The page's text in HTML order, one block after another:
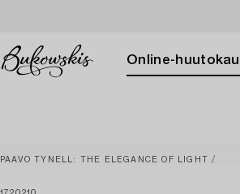
Online-
PAAVO TYNELL: THE ELEGANCE OF LIGHT